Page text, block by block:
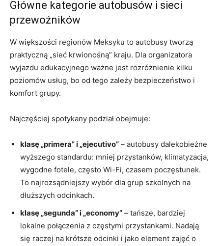
Główne kategorie autobusów i sieci
przewoźników
W większości regionów Meksyku to autobusy tworzą
praktyczną „sieć krwionośną” kraju. Dla organizatora
wyjazdu edukacyjnego ważne jest rozróżnienie kilku
poziomów usług, bo od tego zależy bezpieczeństwo i
komfort grupy.
Najczęściej spotykany podział obejmuje:
klasę „primera” i „ejecutivo” – autobusy dalekobieżne
wyższego standardu: mniej przystanków, klimatyzacja,
wygodne fotele, często Wi-Fi, czasem poczęstunek.
To najrozsądniejszy wybór dla grup szkolnych na
dłuższych odcinkach.
klasę „segunda” i „economy” – tańsze, bardziej
lokalne połączenia z częstymi przystankami. Nadają
się raczej na krótsze odcinki i jako element zajęć o